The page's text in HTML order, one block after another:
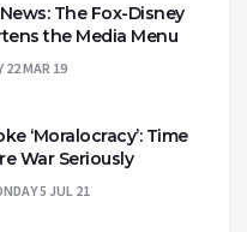
The Fox-Disney
the Media Menu
22 MAR 19
‘Moralocracy’: Time
War Seriously
5 JUL 21